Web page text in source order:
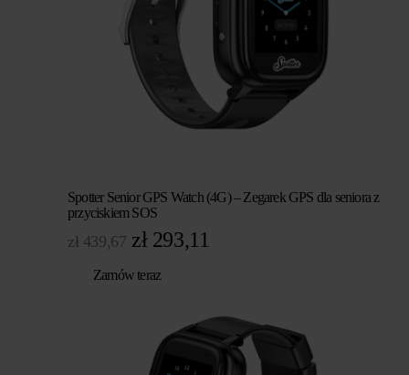
Spotter Senior GPS Watch (4G) – Zegarek GPS dla seniora z
przyciskiem SOS
zł 439,67 Pierwotna
zł 439,67.
zł293,11
zł 293,11.
Zamów teraz